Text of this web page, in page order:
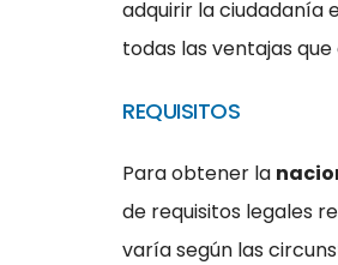
adquirir la ciudadanía
todas las ventajas
REQUISITOS
Para obtener la
de requisitos legales
varía según las